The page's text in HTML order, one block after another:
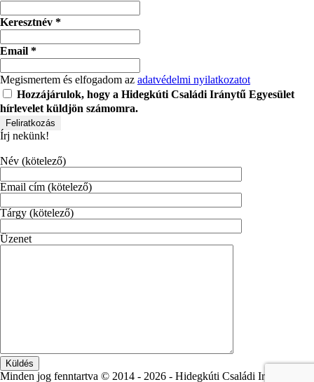
Keresztnév *
Email *
Megismertem és elfogadom az adatvédelmi nyilatkozatot
Hozzájárulok, hogy a Hidegkúti Családi Iránytű Egyesület
hírlevelet küldjön számomra.
Írj nekünk!
Név (kötelező)
Email cím (kötelező)
Tárgy (kötelező)
Üzenet
Minden jog fenntartva © 2014 - 2026 - Hidegkúti Családi Iránytű